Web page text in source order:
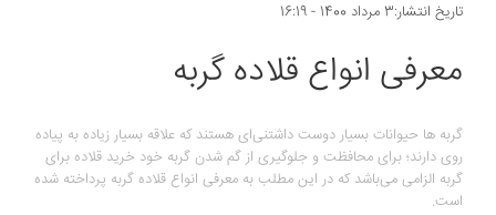
تاریخ انتشار:3 مرداد 1400 - 16:19
معرفی انواع قلاده گربه
گربه ها حیوانات بسیار دوست داشتنی‌ای هستند که علاقه بسیار زیاده به پیاده
روی دارند؛ برای محافظت و جلوگیری از گم شدن گربه خود خرید قلاده برای
گربه الزامی می‌باشد که در این مطلب به معرفی انواع قلاده گربه پرداخته شده
است.